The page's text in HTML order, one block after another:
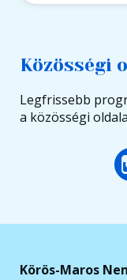
Közösségi
Legfrissebb
a közösségi
Körös-Maros